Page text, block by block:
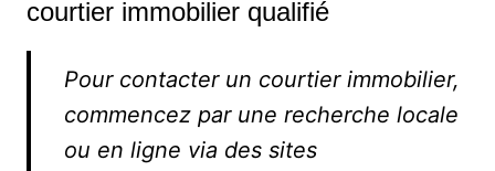
courtier immobilier qualifié
Pour contacter un courtier immobilier,
commencez par une recherche locale
ou en ligne via des sites